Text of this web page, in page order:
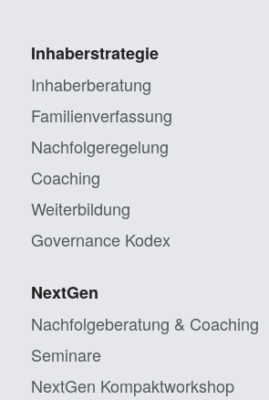
Inhaberstrategie
Inhaberberatung
Familienverfassung
Nachfolgeregelung
Coaching
Weiterbildung
Governance Kodex
NextGen
Nachfolgeberatung & Coaching
Seminare
NextGen Kompaktworkshop